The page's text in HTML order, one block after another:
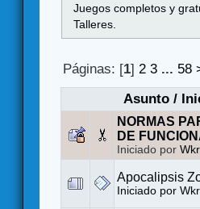
Juegos completos y
Talleres.
Páginas: [1] 2 3 ... 58
Asunto/
NORMAS
DE
Iniciado por Wkr
Apocalipsis
Iniciado por Wkr